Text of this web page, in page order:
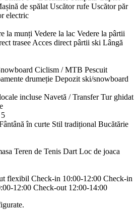
de spălat Uscător rufe Uscător păr
electric
la munți Vedere la lac Vedere la pârtii
trasee Acces direct pârtii ski Lângă
Ciclism / MTB Pescuit
drumeție Depozit ski/snowboard
incluse Navetă / Transfer Tur ghidat
în curte Stil tradițional Bucătărie
Teren de Tenis Dart Loc de joaca
flexibil Check-in 10:00-12:00 Check-in
12:00 Check-out 12:00-14:00